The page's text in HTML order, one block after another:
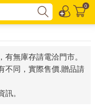
0
無庫存請電洽門市。
不同，實際售價.贈品請
。